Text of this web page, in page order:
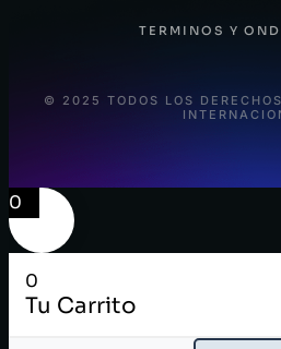
© 2025 TODOS LOS
TERMINOS Y
0
0
Tu Carrito